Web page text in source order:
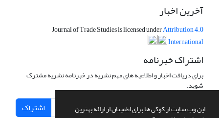
این وب سایت از کوکی ها برای اطمینان از ارائه بهترین
آخرین اخبار
Journal of Trade Studies is licensed underAttribution 4.0
International
اشتراک خبرنامه
برای دریافت اخبار و اطلاعیه های مهم نشریه در خبرنامه نشریه مشترک
شوید.
اشتراک